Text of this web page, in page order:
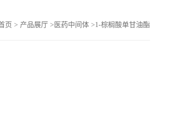
页 > 产品展厅 > 医药中间体 >1-棕榈酸单甘油酯